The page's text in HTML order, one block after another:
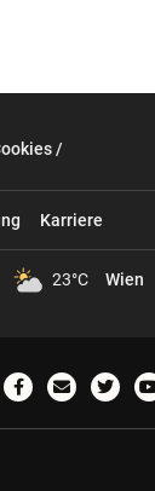
/
Karriere
23°C Wien
Zum
Facebook-
Email
schreiben
Zum